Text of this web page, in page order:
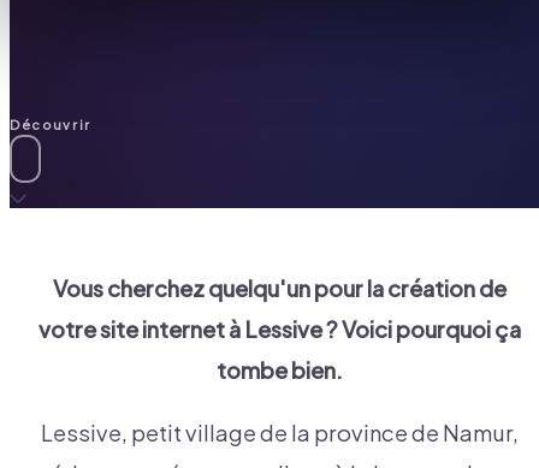
Découvrir
Vous cherchez quelqu'un pour la création de
votre site internet à Lessive? Voici pourquoi ça
tombe bien.
Lessive, petit village de la province de Namur,